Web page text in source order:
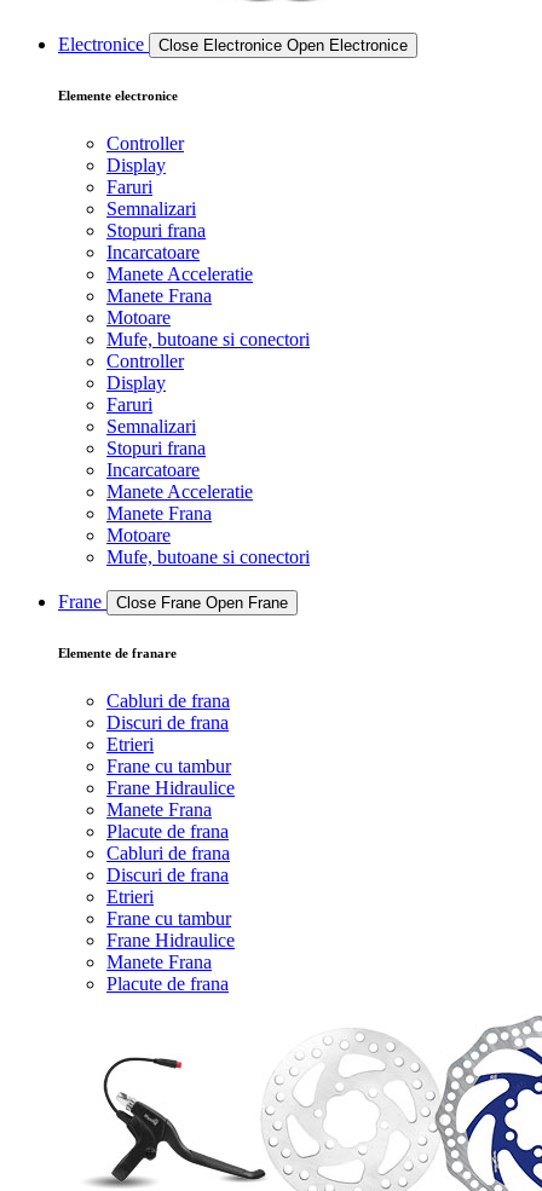
Electronice Close Electronice Open Electronice
Elemente electronice
Controller
Display
Faruri
Semnalizari
Stopuri frana
Incarcatoare
Manete Acceleratie
Manete Frana
Motoare
Mufe, butoane si conectori
Controller
Display
Faruri
Semnalizari
Stopuri frana
Incarcatoare
Manete Acceleratie
Manete Frana
Motoare
Mufe, butoane si conectori
Frane Close Frane Open Frane
Elemente de franare
Cabluri de frana
Discuri de frana
Etrieri
Frane cu tambur
Frane Hidraulice
Manete Frana
Placute de frana
Cabluri de frana
Discuri de frana
Etrieri
Frane cu tambur
Frane Hidraulice
Manete Frana
Placute de frana